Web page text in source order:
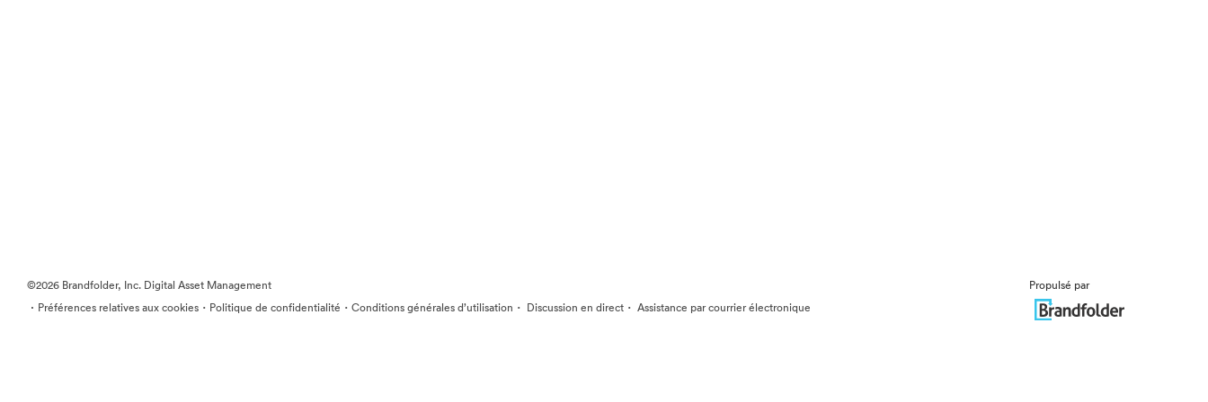
©2026 Brandfolder, Inc. Digital Asset Management
· Préférences relatives aux cookies · Politique de confidentialité · Conditions générales d’utilisation · Discussion en direct · Assistance par courrier électronique
Propulsé par